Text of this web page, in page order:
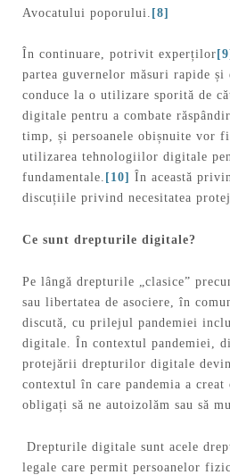
Avocatului poporului. [8]
În continuare, potrivit experților [9]
partea guvernelor măsuri rapide și
conduce la o utilizare sporită de
digitale pentru a combate
timp, și persoanele obișnuite vor
utilizarea tehnologiilor digitale
fundamentale. [10] În această
discuțiile privind necesitatea
Ce sunt drepturile digitale?
Pe lângă drepturile „clasice”
sau libertatea de asociere, în
discută, cu prilejul pandemiei
digitale. În contextul pandemiei,
protejării drepturilor digitale
contextul în care pandemia a
obligați să ne autoizolăm sau să
Drepturile digitale sunt acele
legale care permit persoanelor